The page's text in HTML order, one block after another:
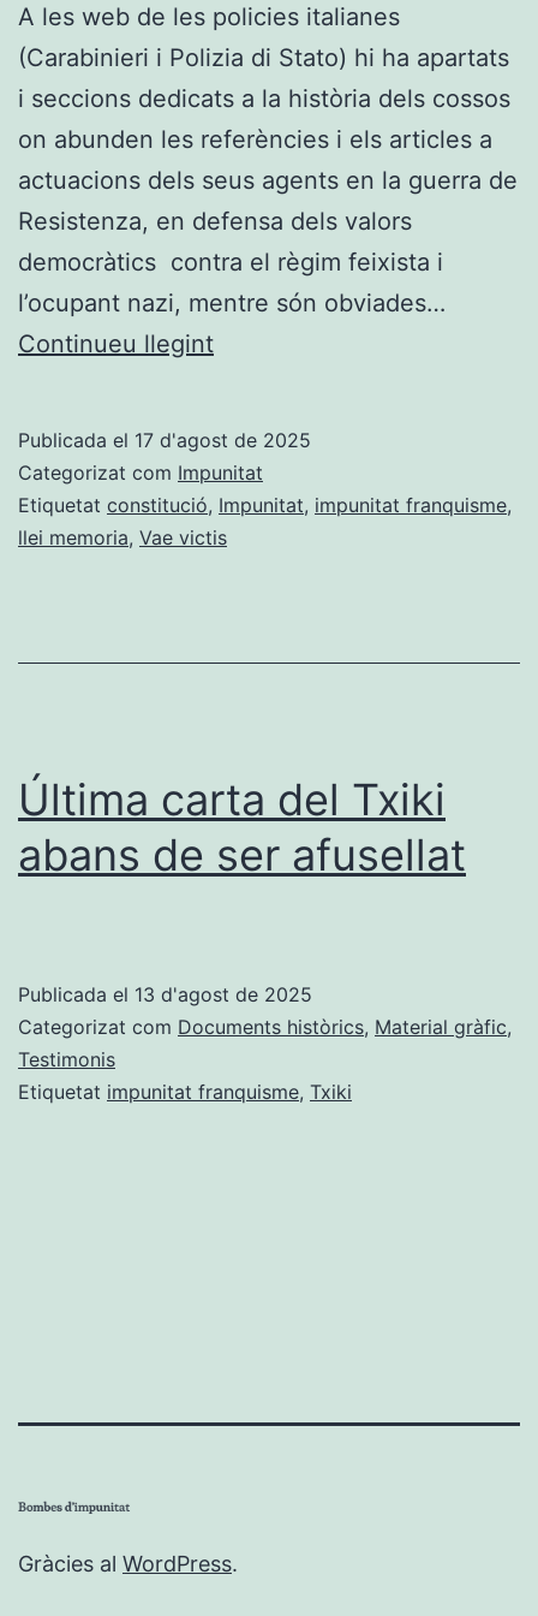
A les web de les policies italianes
(Carabinieri i Polizia di Stato) hi ha apartats
i seccions dedicats a la història dels cossos
on abunden les referències i els articles a
actuacions dels seus agents en la guerra de
Resistenza, en defensa dels valors
democràtics contra el règim feixista i
l’ocupant nazi, mentre són obviades…
Continueu llegintMemòria
la
PN
Publicada el 17 d'agost de 2025
Categorizat com Impunitat
Etiquetat constitució, Impunitat, impunitat franquisme,
llei memoria, Vae victis
Última carta del Txiki
abans de ser afusellat
Publicada el 13 d'agost de 2025
Categorizat com Documents històrics, Material gràfic,
Testimonis
Etiquetat impunitat franquisme, Txiki
Gràcies al WordPress.